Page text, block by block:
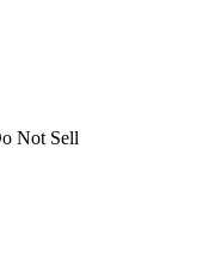
Not Sell